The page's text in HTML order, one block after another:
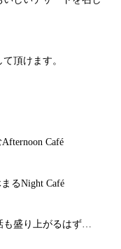
頂けます。
Café
るNight Café
も盛り上がるはず…